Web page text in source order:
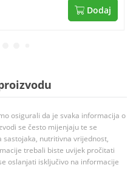
Dodaj
osigurali da je svaka informacija o
se često mijenjaju te se
sastojaka, nutritivna vrijednost,
trebali biste uvijek pročitati
oslanjati isključivo na informacije